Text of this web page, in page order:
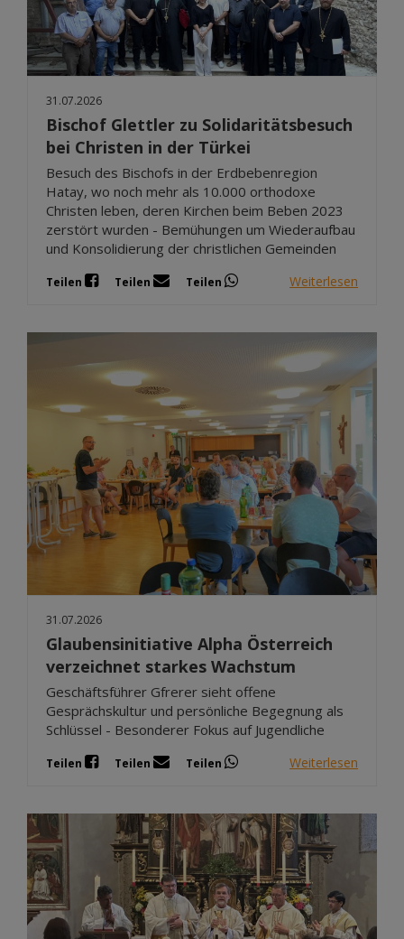
31.07.2026
Bischof Glettler zu Solidaritätsbesuch
bei Christen in der Türkei
Besuch des Bischofs in der Erdbebenregion
Hatay, wo noch mehr als 10.000 orthodoxe
Christen leben, deren Kirchen beim Beben 2023
zerstört wurden - Bemühungen um Wiederaufbau
und Konsolidierung der christlichen Gemeinden
Teilen Teilen Teilen Weiterlesen
31.07.2026
Glaubensinitiative Alpha Österreich
verzeichnet starkes Wachstum
Geschäftsführer Gfrerer sieht offene
Gesprächskultur und persönliche Begegnung als
Schlüssel - Besonderer Fokus auf Jugendliche
Teilen Teilen Teilen Weiterlesen